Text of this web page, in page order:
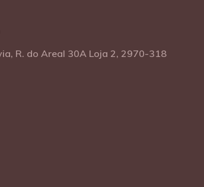
R. do Areal 30A Loja 2, 2970-318